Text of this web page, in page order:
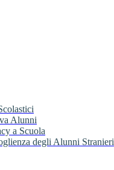
Alunni
a Scuola
degli Alunni Stranieri